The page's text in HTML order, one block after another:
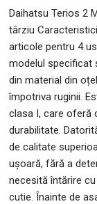
Daihatsu Terios 2
târziu
articole pentru 4
modelul specificat
din material din
împotriva ruginii.
clasa I, care oferă
durabilitate.
de calitate
ușoară, fără a
necesită întărire
cutie. Înainte de